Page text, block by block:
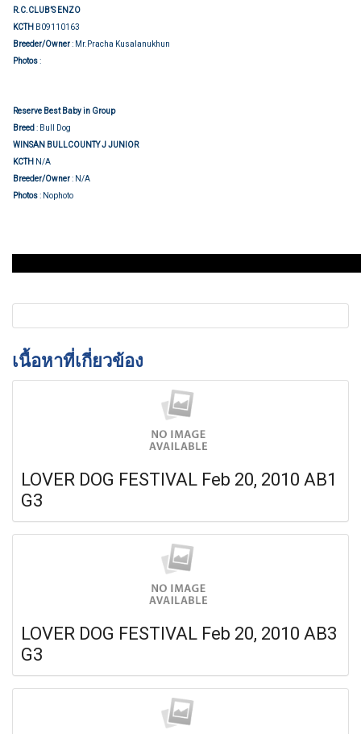
R.C.CLUB’S ENZO
KCTH B09110163
Breeder/Owner: Mr.Pracha Kusalanukhun
Photos:
Reserve Best Baby in Group
Breed : Bull Dog
WINSAN BULLCOUNTY J JUNIOR
KCTH N/A
Breeder/Owner: N/A
Photos: Nophoto
เนื้อหาที่เกี่ยวข้อง
LOVER DOG FESTIVAL Feb 20, 2010 AB1
G3
LOVER DOG FESTIVAL Feb 20, 2010 AB3
G3